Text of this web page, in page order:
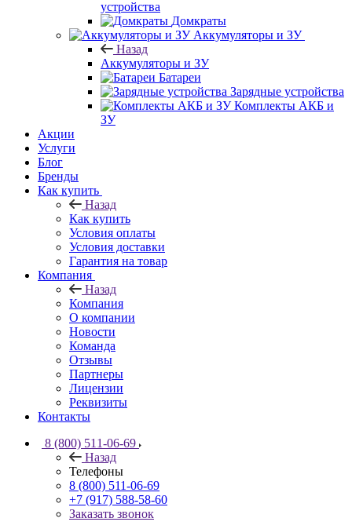
устройства
Домкраты
Аккумуляторы и ЗУ
Назад
Аккумуляторы и ЗУ
Батареи
Зарядные устройства
Комплекты АКБ и
ЗУ
Акции
Услуги
Блог
Бренды
Как купить
Назад
Как купить
Условия оплаты
Условия доставки
Гарантия на товар
Компания
Назад
Компания
О компании
Новости
Команда
Отзывы
Партнеры
Лицензии
Реквизиты
Контакты
8 (800) 511-06-69
Назад
Телефоны
8 (800) 511-06-69
+7 (917) 588-58-60
Заказать звонок